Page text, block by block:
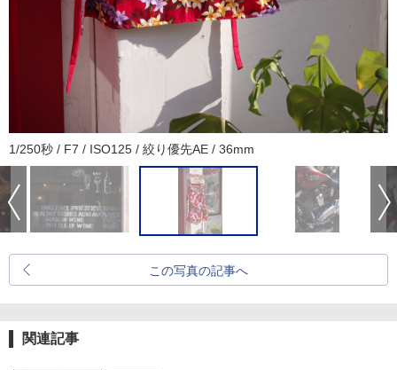
1/250秒 / F7 / ISO125 / 絞り優先AE / 36mm
この写真の記事へ
関連記事